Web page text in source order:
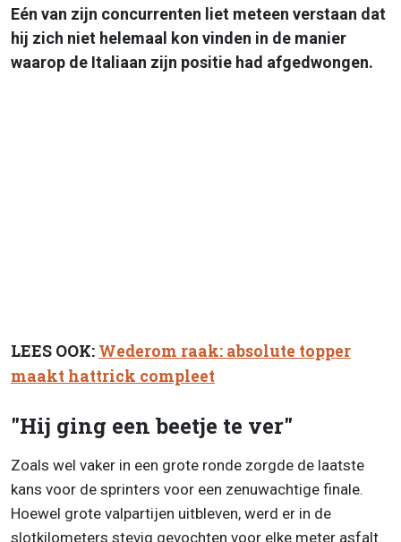
Eén van zijn concurrenten liet meteen verstaan dat
hij zich niet helemaal kon vinden in de manier
waarop de Italiaan zijn positie had afgedwongen.
LEES OOK: Wederom raak: absolute topper
maakt hattrick compleet
"Hij ging een beetje te ver"
Zoals wel vaker in een grote ronde zorgde de laatste
kans voor de sprinters voor een zenuwachtige finale.
Hoewel grote valpartijen uitbleven, werd er in de
slotkilometers stevig gevochten voor elke meter asfalt.